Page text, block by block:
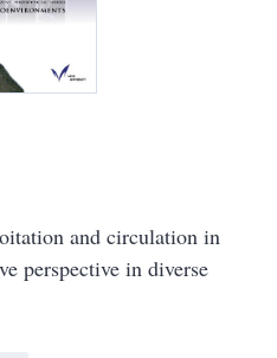
and circulation in
perspective in diverse